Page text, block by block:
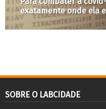
exatamente onde ela
SOBRE O LABCIDADE